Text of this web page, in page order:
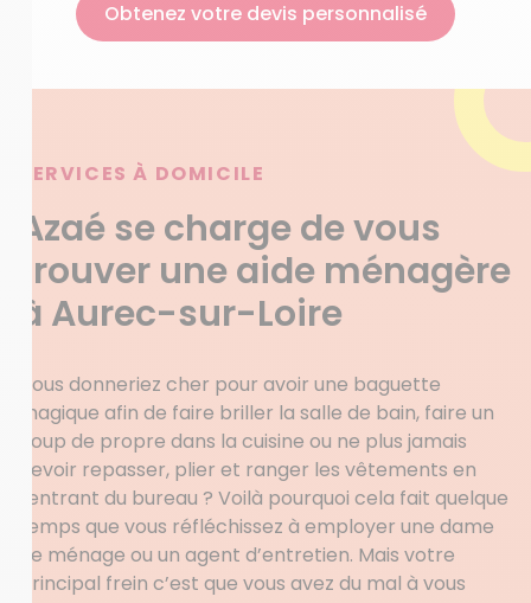
Obtenez votre devis personnalisé
SERVICES À DOMICILE
Azaé se charge de vous
trouver une aide ménagère
à Aurec-sur-Loire
Vous donneriez cher pour avoir une baguette
magique afin de faire briller la salle de bain, faire un
coup de propre dans la cuisine ou ne plus jamais
devoir repasser, plier et ranger les vêtements en
rentrant du bureau ? Voilà pourquoi cela fait quelque
temps que vous réfléchissez à employer une dame
de ménage ou un agent d’entretien. Mais votre
principal frein c’est que vous avez du mal à vous